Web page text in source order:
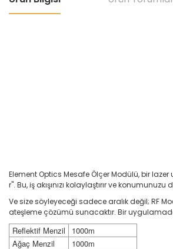
Element Optics Mesafe Ölçer Modülü, bir
r". Bu, iş akışınızı kolaylaştırır ve
Ve size söyleyeceği sadece aralık değil; RF
ateşleme çözümü sunacaktır. Bir
Reflektif Menzil
1000m
Ağaç Menzil
1000m